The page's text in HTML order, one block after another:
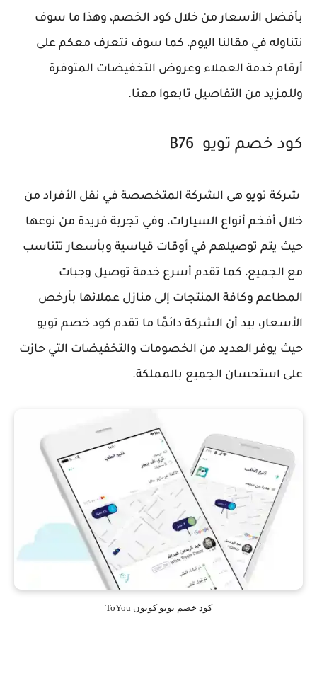
بأفضل الأسعار من خلال كود الخصم، وهذا ما سوف
نتناوله في مقالنا اليوم، كما سوف نتعرف معكم على
أرقام خدمة العملاء وعروض التخفيضات المتوفرة
وللمزيد من التفاصيل تابعوا معنا.
كود خصم تويو B76
شركة تويو هى الشركة المتخصصة في نقل الأفراد من
خلال أفخم أنواع السيارات، وفي تجربة فريدة من نوعها
حيث يتم توصيلهم في أوقات قياسية وبأسعار تتناسب
مع الجميع، كما تقدم أسرع خدمة توصيل وجبات
المطاعم وكافة المنتجات إلى منازل عملائها بأرخص
الأسعار، بيد أن الشركة دائمًا ما تقدم كود خصم تويو
حيث يوفر العديد من الخصومات والتخفيضات التي حازت
على استحسان الجميع بالمملكة.
كود خصم تويو كوبون ToYou